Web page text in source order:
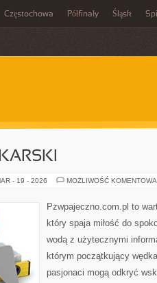
Częstochowa Półfinały Śląsk
- 19 - 2026 MOŻLIWOŚĆ
Pzwpajeczno.com.pl to
który spaja miłość do
wodą z użytecznymi
którym początkujący
pasjonaci mogą odkryć